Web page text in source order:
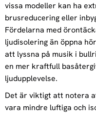
vissa modeller kan ha
brusreducering eller
Fördelarna med
ljudisolering än öppna
att lyssna på musik i
en mer kraftfull
ljudupplevelse.
Det är viktigt att notera
vara mindre luftiga och